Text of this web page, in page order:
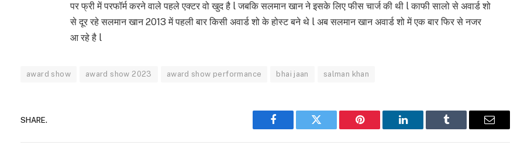
पर फ्री में परफॉर्म करने वाले पहले एक्टर वो खुद है l जबकि सलमान खान ने इसके लिए फीस चार्ज की थी l काफी सालो से अवार्ड शो
से दूर रहे सलमान खान 2013 में पहली बार किसी अवार्ड शो के होस्ट बने थे l अब सलमान खान अवार्ड शो में एक बार फिर से नजर
आ रहे है l
award show award show 2023 award show performance bhai jaan salman khan
SHARE.
Facebook Twitter Pinterest LinkedIn Tumblr Email